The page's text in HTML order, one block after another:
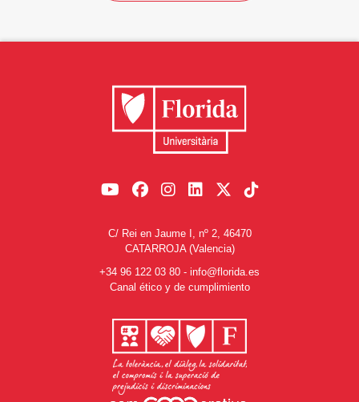
C/ Rei en Jaume I, nº 2, 46470
CATARROJA (Valencia)
+34 96 122 03 80 - info@florida.es
Canal ético y de cumplimiento